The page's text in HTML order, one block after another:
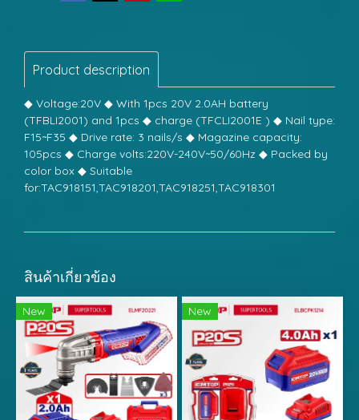
Product description
◆ Voltage:20V ◆ With 1pcs 20V 2.0AH battery
(TFBLI2001) and 1pcs ◆ charge (TFCLI2001E ) ◆ Nail type:
F15~F35 ◆ Drive rate: 3 nails/s ◆ Magazine capacity:
105pcs ◆ Charge volts:220V-240V~50/60Hz ◆ Packed by
color box ◆ Suitable
for:TAC918151,TAC918201,TAC918251,TAC918301
สินค้าเกี่ยวข้อง
New New